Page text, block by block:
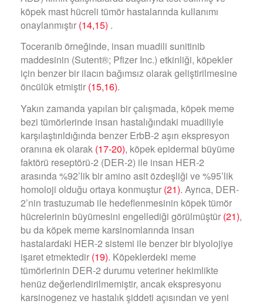
köpek mast hücreli tümör hastalarında kullanımı
onaylanmıştır (14,15) .
Toceranib örneğinde, insan muadili sunitinib
maddesinin (Sutent®; Pfizer Inc.) etkinliği, köpekler
için benzer bir ilacın bağımsız olarak geliştirilmesine
öncülük etmiştir (15,16).
Yakın zamanda yapılan bir çalışmada, köpek meme
bezi tümörlerinde insan hastalığındaki muadiliyle
karşılaştırıldığında benzer ErbB-2 aşırı ekspresyon
oranına ek olarak (17-20), köpek epidermal büyüme
faktörü reseptörü-2 (DER-2) ile insan HER-2
arasında %92’lik bir amino asit özdeşliği ve %95’lik
homoloji olduğu ortaya konmuştur (21). Ayrıca, DER-
2’nin trastuzumab ile hedeflenmesinin köpek tümör
hücrelerinin büyümesini engellediği görülmüştür (21),
bu da köpek meme karsinomlarında insan
hastalardaki HER-2 sistemi ile benzer bir biyolojiye
işaret etmektedir (19). Köpeklerdeki meme
tümörlerinin DER-2 durumu veteriner hekimlikte
henüz değerlendirilmemiştir, ancak ekspresyonu
karsinogenez ve hastalık şiddeti açısından ve yeni